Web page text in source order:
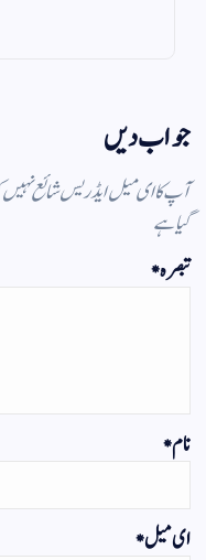
جواب دیں
آپ کا ای میل ایڈریس شائع نہیں
گیا ہے
تبصرہ*
نام*
ای میل*